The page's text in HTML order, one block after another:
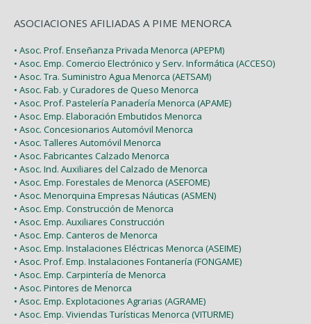
ASOCIACIONES AFILIADAS A PIME MENORCA
• Asoc. Prof. Enseñanza Privada Menorca (APEPM)
• Asoc. Emp. Comercio Electrónico y Serv. Informática (ACCESO)
• Asoc. Tra. Suministro Agua Menorca (AETSAM)
• Asoc. Fab. y Curadores de Queso Menorca
• Asoc. Prof. Pastelería Panadería Menorca (APAME)
• Asoc. Emp. Elaboración Embutidos Menorca
• Asoc. Concesionarios Automóvil Menorca
• Asoc. Talleres Automóvil Menorca
• Asoc. Fabricantes Calzado Menorca
• Asoc. Ind. Auxiliares del Calzado de Menorca
• Asoc. Emp. Forestales de Menorca (ASEFOME)
• Asoc. Menorquina Empresas Náuticas (ASMEN)
• Asoc. Emp. Construcción de Menorca
• Asoc. Emp. Auxiliares Construcción
• Asoc. Emp. Canteros de Menorca
• Asoc. Emp. Instalaciones Eléctricas Menorca (ASEIME)
• Asoc. Prof. Emp. Instalaciones Fontanería (FONGAME)
• Asoc. Emp. Carpintería de Menorca
• Asoc. Pintores de Menorca
• Asoc. Emp. Explotaciones Agrarias (AGRAME)
• Asoc. Emp. Viviendas Turísticas Menorca (VITURME)